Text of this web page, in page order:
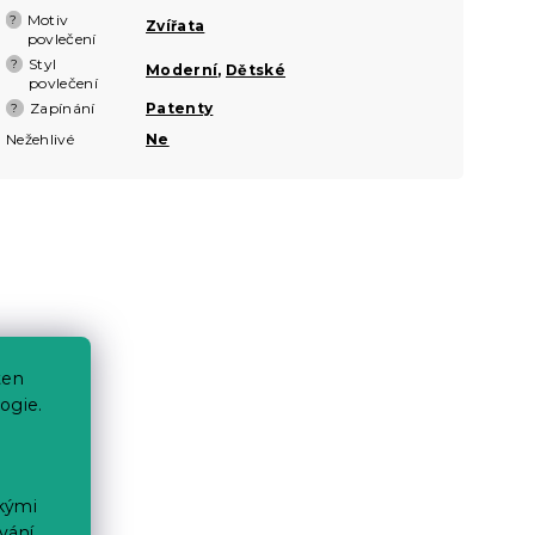
?
Motiv
povlečení
Zvířata
?
Styl
povlečení
Moderní, Dětské
? Zapínání
Patenty
Nežehlivé
Ne